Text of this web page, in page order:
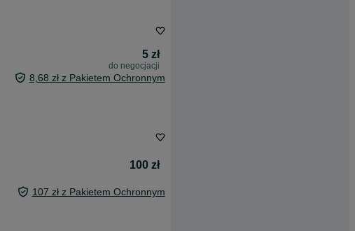
5 zł
do negocjacji
8,68 zł z Pakietem Ochronnym
100 zł
107 zł z Pakietem Ochronnym